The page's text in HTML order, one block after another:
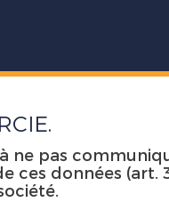
ne pas
ces données